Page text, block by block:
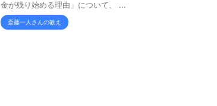
金が残り始める理由」について、 ...
斎藤一人さんの教え